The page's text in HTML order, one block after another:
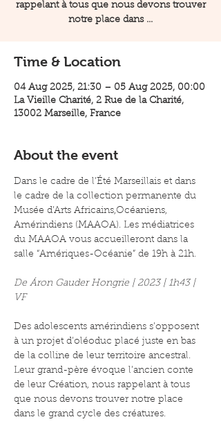
rappelant à tous que nous devons trouver
notre place dans ...
Time & Location
04 Aug 2025, 21:30 – 05 Aug 2025, 00:00
La Vieille Charité, 2 Rue de la Charité,
13002 Marseille, France
About the event
Dans le cadre de l’Été Marseillais et dans
le cadre de la collection permanente du
Musée d’Arts Africains,Océaniens,
Amérindiens (MAAOA). Les médiatrices
du MAAOA vous accueilleront dans la
salle “Amériques-Océanie” de 19h à 21h.
De Áron Gauder Hongrie | 2023 | 1h43 |
VF
Des adolescents amérindiens s’opposent
à un projet d’oléoduc placé juste en bas
de la colline de leur territoire ancestral.
Leur grand-père évoque l’ancien conte
de leur Création, nous rappelant à tous
que nous devons trouver notre place
dans le grand cycle des créatures.